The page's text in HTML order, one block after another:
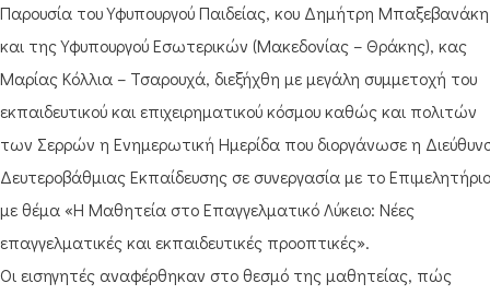
Παρουσία του Υφυπουργού Παιδείας, κου Δημήτρη
και της Υφυπουργού Εσωτερικών (Μακεδονίας – Θράκης), κας
Μαρίας Κόλλια – Τσαρουχά, διεξήχθη με μεγάλη συμμετοχή του
εκπαιδευτικού και επιχειρηματικού κόσμου καθώς και πολιτών
των Σερρών η Ενημερωτική Ημερίδα που διοργάνωσε η
Δευτεροβάθμιας Εκπαίδευσης σε συνεργασία με το Επιμελητήριο
με θέμα «Η Μαθητεία στο Επαγγελματικό Λύκειο: Νέες
επαγγελματικές και εκπαιδευτικές προοπτικές».
Οι εισηγητές αναφέρθηκαν στο θεσμό της μαθητείας, πώς